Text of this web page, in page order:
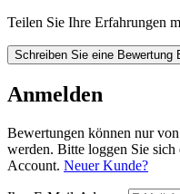
Teilen Sie Ihre Erfahrungen
Schreiben Sie eine Bewertung
Anmelden
Bewertungen können nur
werden. Bitte loggen Sie sich
Account. Neuer Kunde?